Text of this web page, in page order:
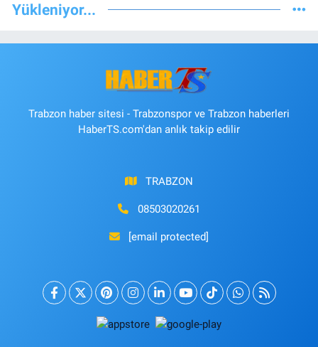
Yükleniyor...
Trabzon haber sitesi - Trabzonspor ve Trabzon haberleri
HaberTS.com'dan anlık takip edilir
TRABZON
08503020261
[email protected]